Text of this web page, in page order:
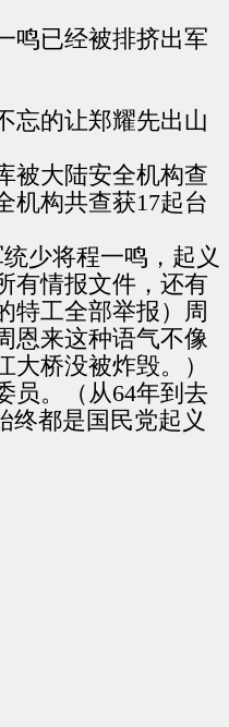
鸣已经被排挤出军
忘的让郑耀先出山
被大陆安全机构查
机构共查获17起台
少将程一鸣，起义
有情报文件，还有
特工全部举报）周
恩来这种语气不像
桥没被炸毁。）
员。（从64年到去
终都是国民党起义